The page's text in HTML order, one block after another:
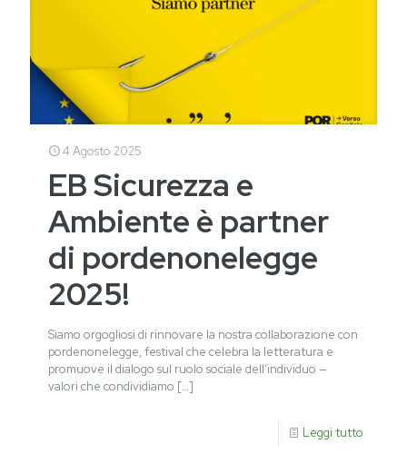
4 Agosto 2025
EB Sicurezza e
Ambiente è partner
di pordenonelegge
2025!
Siamo orgogliosi di rinnovare la nostra collaborazione con
pordenonelegge, festival che celebra la letteratura e
promuove il dialogo sul ruolo sociale dell’individuo —
valori che condividiamo […]
Leggi tutto